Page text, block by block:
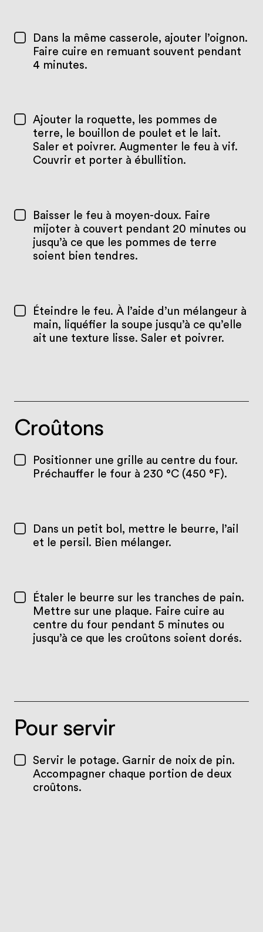
Dans la même casserole, ajouter l’oignon.
Faire cuire en remuant souvent pendant
4 minutes.
Ajouter la roquette, les pommes de
terre, le bouillon de poulet et le lait.
Saler et poivrer. Augmenter le feu à vif.
Couvrir et porter à ébullition.
Baisser le feu à moyen-doux. Faire
mijoter à couvert pendant 20 minutes ou
jusqu’à ce que les pommes de terre
soient bien tendres.
Éteindre le feu. À l’aide d’un mélangeur à
main, liquéfier la soupe jusqu’à ce qu’elle
ait une texture lisse. Saler et poivrer.
Croûtons
Positionner une grille au centre du four.
Préchauffer le four à 230 °C (450 °F).
Dans un petit bol, mettre le beurre, l’ail
et le persil. Bien mélanger.
Étaler le beurre sur les tranches de pain.
Mettre sur une plaque. Faire cuire au
centre du four pendant 5 minutes ou
jusqu’à ce que les croûtons soient dorés.
Pour servir
Servir le potage. Garnir de noix de pin.
Accompagner chaque portion de deux
croûtons.